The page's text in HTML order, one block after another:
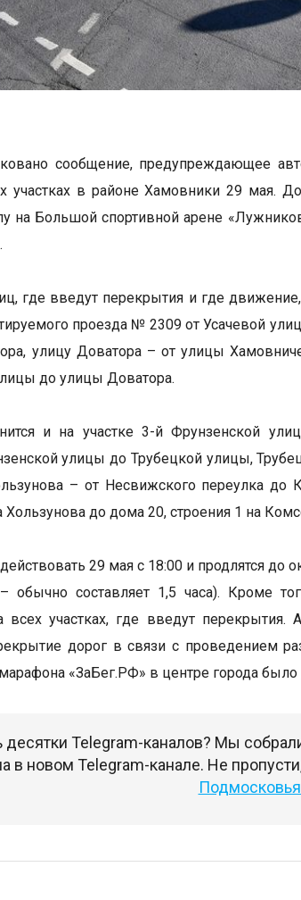
сообщение, предупреждающее
участках в районе Хамовники 29 мая.
на Большой спортивной арене
где введут перекрытия и где
проезда № 2309 от Усачевой
улицу Доватора – от улицы
до улицы Доватора.
и на участке 3-й Фрунзенской
улицы до Трубецкой улицы,
– от Несвижского переулка
Хользунова до дома 20, строения 1 на
29 мая с 18:00 и продлятся
обычно составляет 1,5 часа). Кроме
участках, где введут перекрытия.
дорог в связи с проведением
«ЗаБег.РФ» в центре города было
десятки Telegram-каналов? Мы
в новом Telegram-канале. Не